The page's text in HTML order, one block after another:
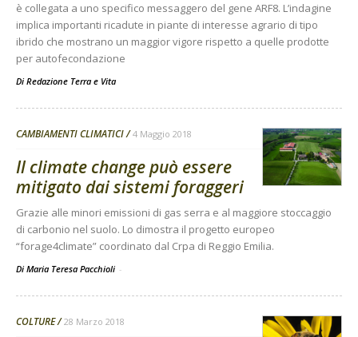
è collegata a uno specifico messaggero del gene ARF8. L’indagine
implica importanti ricadute in piante di interesse agrario di tipo
ibrido che mostrano un maggior vigore rispetto a quelle prodotte
per autofecondazione
Di Redazione Terra e Vita
CAMBIAMENTI CLIMATICI 4 Maggio 2018
Il climate change può essere
mitigato dai sistemi foraggeri
Grazie alle minori emissioni di gas serra e al maggiore stoccaggio
di carbonio nel suolo. Lo dimostra il progetto europeo
“forage4climate” coordinato dal Crpa di Reggio Emilia.
Di Maria Teresa Pacchioli -
COLTURE 28 Marzo 2018